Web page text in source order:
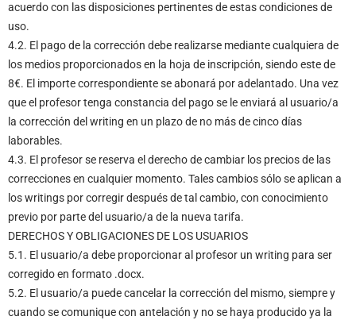
acuerdo con las disposiciones pertinentes de estas condiciones de
uso.
4.2. El pago de la corrección debe realizarse mediante cualquiera de
los medios proporcionados en la hoja de inscripción, siendo este de
8€. El importe correspondiente se abonará por adelantado. Una vez
que el profesor tenga constancia del pago se le enviará al usuario/a
la corrección del writing en un plazo de no más de cinco días
laborables.
4.3. El profesor se reserva el derecho de cambiar los precios de las
correcciones en cualquier momento. Tales cambios sólo se aplican a
los writings por corregir después de tal cambio, con conocimiento
previo por parte del usuario/a de la nueva tarifa.
DERECHOS Y OBLIGACIONES DE LOS USUARIOS
5.1. El usuario/a debe proporcionar al profesor un writing para ser
corregido en formato .docx.
5.2. El usuario/a puede cancelar la corrección del mismo, siempre y
cuando se comunique con antelación y no se haya producido ya la